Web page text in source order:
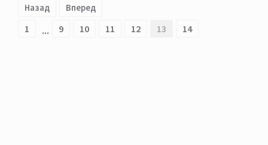
Назад Вперед
1 ... 9 10 11 12 13 14